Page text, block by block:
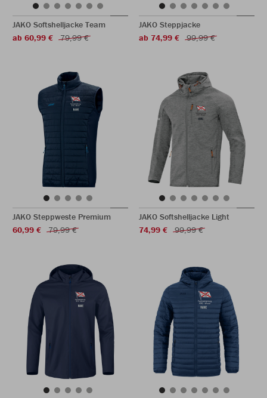
JAKO Softshelljacke Team
ab 60,99 €
79,99 €
JAKO Steppjacke
ab 74,99 €
99,99 €
JAKO Steppweste Premium
60,99 €
79,99 €
JAKO Softshelljacke Light
74,99 €
99,99 €